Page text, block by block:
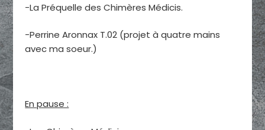
-La Préquelle des Chimères Médicis.
-Perrine Aronnax T.02 (projet à quatre mains
avec ma soeur.)
En pause :